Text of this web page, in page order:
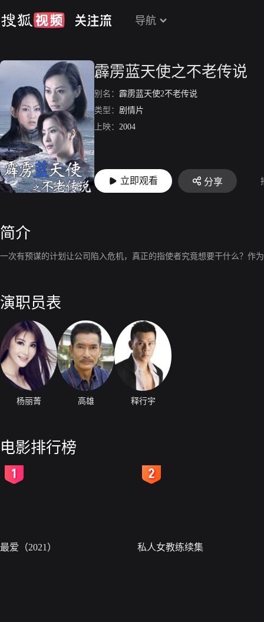
导航
霹雳蓝天使之不老传说
别名： 霹雳蓝天使2不老传说
类型： 剧情片
上映： 2004
立即观看 分享
简介
一次有预谋的计划让公司陷入危机，真正的指使者究竟想要干什么？作
演职员表
杨丽菁 高雄 释行宇
电影排行榜
最爱（2021） 私人女教练续集